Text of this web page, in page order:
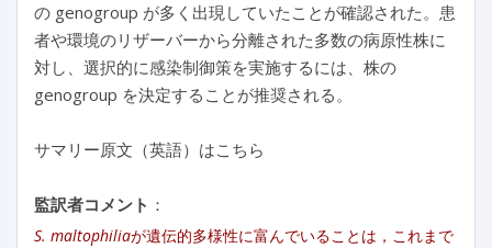
の genogroup が多く出現していたことが確認された。患
者や環境のリザーバーから分離された多数の病原性株に
対し、選択的に感染制御策を実施するには、株の
genogroup を決定することが推奨される。
サマリー原文（英語）はこちら
監訳者コメント ：
S. maltophiliaが遺伝的多様性に富んでいることは，これまで